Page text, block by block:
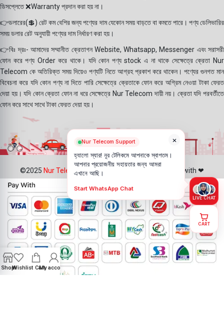
ডিসপ্লেতে ❌Warranty প্রদান করা হয় না।
👉ডলারের(💲) রেট কম বেশির জন্য পণ্যের দাম যেকোন সময় বাড়তে বা কমতে পারে। পণ্য ডেলিভারির
সময় ডলার রেট অনুযায়ী পণ্যের দাম নির্ধারণ করা হয়।
👉বিঃ দ্রঃ- আমাদের সম্মানীত ক্রেতাগন Website, Whatsapp, Messenger এবং সরাসরী
ফোন করে পণ্য Order করে থাকে। যদি কোন পণ্য stock এ না থাকে সেক্ষেত্রে ক্রেতা Nur
Telecom কে অতিরিক্ত সময় দিয়েও পণ্যটি নিতে আগ্রহ প্রকাশ করে থাকেন। পণ্যের গুনগত মান
বিবেচনা করে যদি কোন পণ্য না দিতে পারি সেক্ষেত্রে ক্রেতাকে ফোন করে অগ্রিম নেওয়া টাকা ফেরত
দেয়া হয়। যদি কোন ক্রেতা ফোন না ধরে সেক্ষেত্রে Nur Telecom দায়ী নয়। ক্রেতা যদি পরবর্তীতে
ফোন করে সাথে সাথে টাকা ফেরত দেয়া হয়।
©2025 Nur Telecom- All Rights Reserved || Created with ❤
ShopWishlist CartMy account
×
Nur Telecom Support
হ্যালো স্যার! নূর টেলিকমে আপনাকে স্বাগতম।
আপনার প্রয়োজনীয় সহায়তার জন্য আমরা
এখানে আছি।
Start WhatsApp Chat
LIVE CHAT
CART